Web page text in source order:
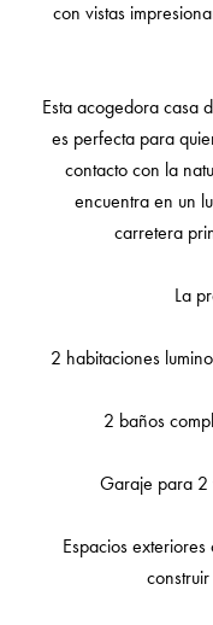
con vistas
Esta acogedora casa
es perfecta para
contacto con la
encuentra en un
carretera
La
2 habitaciones
2 baños
Garaje para 2
Espacios